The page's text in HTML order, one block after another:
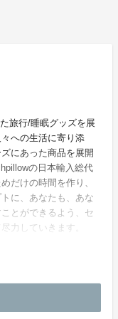
旅行/睡眠グッズを展
への生活に寄り添
にあった商品を展開
の日本輸入総代
だけの時間を作り、
に、あなたも、あな
とができるよう、セ
力していきます。